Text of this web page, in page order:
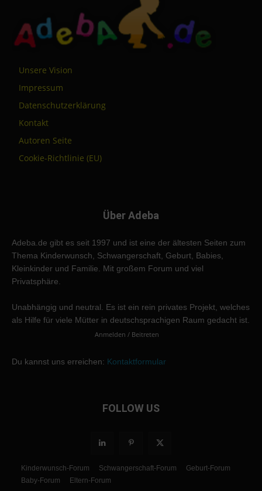
Unsere Vision
Impressum
Datenschutzerklärung
Kontakt
Autoren Seite
Cookie-Richtlinie (EU)
Über Adeba
Adeba.de gibt es seit 1997 und ist eine der ältesten Seiten zum
Thema Kinderwunsch, Schwangerschaft, Geburt, Babies,
Kleinkinder und Familie. Mit großem Forum und viel
Privatsphäre.
Unabhängig und neutral. Es ist ein rein privates Projekt, welches
als Hilfe für viele Mütter in deutschsprachigen Raum gedacht ist.
Anmelden / Beitreten
Du kannst uns erreichen: Kontaktformular
FOLLOW US
Kinderwunsch-Forum Schwangerschaft-Forum
Geburt-Forum
Baby-Forum
Eltern-Forum